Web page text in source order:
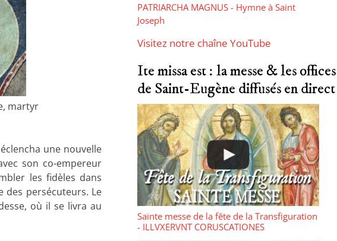
martyr
une nouvelle
son co-empereur
les fidèles dans
des persécuteurs. Le
où il se livra au
PATRIARCHA MAGNUS - Hymne à Saint
Joseph
Visitez notre chaîne YouTube
Ite missa est : la messe & les offices
de Saint-Eugène diffusés en direct
Sainte messe de la fête de la Transfiguration
- ILLVXERVNT CORUSCATIONES